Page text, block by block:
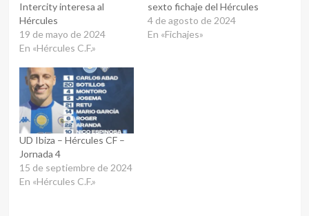
Intercity interesa al
Hércules
19 de mayo de 2024
En «Hércules C.F.»
sexto fichaje del Hércules
4 de agosto de 2024
En «Fichajes»
UD Ibiza – Hércules CF –
Jornada 4
15 de septiembre de 2024
En «Hércules C.F.»